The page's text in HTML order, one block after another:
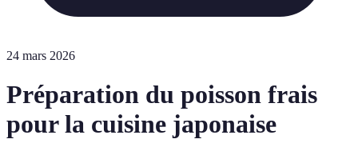
24 mars 2026
Préparation du poisson frais
pour la cuisine japonaise